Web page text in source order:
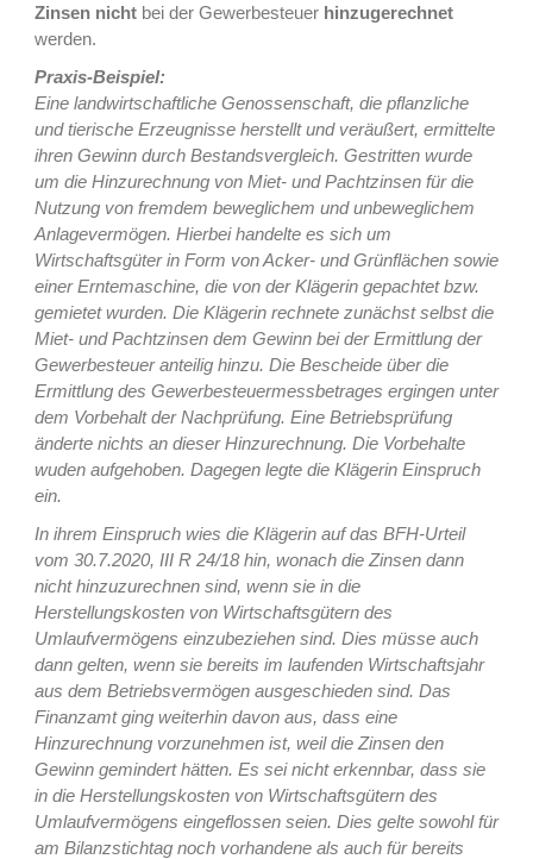
Zinsen nichtbei der Gewerbesteuer hinzugerechnet
werden.
Praxis-Beispiel:
Eine landwirtschaftliche Genossenschaft, die pflanzliche
und tierische Erzeugnisse herstellt und veräußert, ermittelte
ihren Gewinn durch Bestandsvergleich. Gestritten wurde
um die Hinzurechnung von Miet- und Pachtzinsen für die
Nutzung von fremdem beweglichem und unbeweglichem
Anlagevermögen. Hierbei handelte es sich um
Wirtschaftsgüter in Form von Acker- und Grünflächen sowie
einer Erntemaschine, die von der Klägerin gepachtet bzw.
gemietet wurden. Die Klägerin rechnete zunächst selbst die
Miet- und Pachtzinsen dem Gewinn bei der Ermittlung der
Gewerbesteuer anteilig hinzu. Die Bescheide über die
Ermittlung des Gewerbesteuermessbetrages ergingen unter
dem Vorbehalt der Nachprüfung. Eine Betriebsprüfung
änderte nichts an dieser Hinzurechnung. Die Vorbehalte
wuden aufgehoben. Dagegen legte die Klägerin Einspruch
ein.
In ihrem Einspruch wies die Klägerin auf das BFH-Urteil
vom 30.7.2020, III R 24/18 hin, wonach die Zinsen dann
nicht hinzuzurechnen sind, wenn sie in die
Herstellungskosten von Wirtschaftsgütern des
Umlaufvermögens einzubeziehen sind. Dies müsse auch
dann gelten, wenn sie bereits im laufenden Wirtschaftsjahr
aus dem Betriebsvermögen ausgeschieden sind. Das
Finanzamt ging weiterhin davon aus, dass eine
Hinzurechnung vorzunehmen ist, weil die Zinsen den
Gewinn gemindert hätten. Es sei nicht erkennbar, dass sie
in die Herstellungskosten von Wirtschaftsgütern des
Umlaufvermögens eingeflossen seien. Dies gelte sowohl für
am Bilanzstichtag noch vorhandene als auch für bereits